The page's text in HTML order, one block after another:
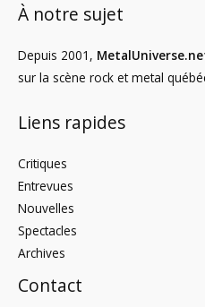
À notre sujet
Depuis 2001,
sur la scène rock et metal
Liens rapides
Critiques
Entrevues
Nouvelles
Spectacles
Archives
Contact